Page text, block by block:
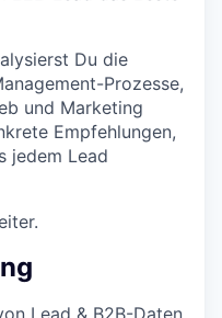
Du die
Prozesse,
und Marketing
Empfehlungen,
jedem Lead
Lead & B2B-Daten